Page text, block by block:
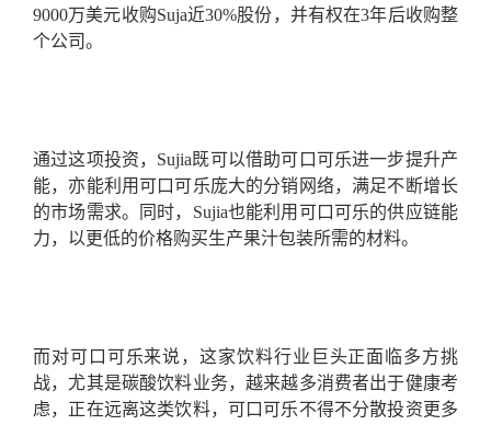
9000万美元收购Suja近30%股份，并有权在3年后收购整
个公司。
通过这项投资，Sujia既可以借助可口可乐进一步提升产
能，亦能利用可口可乐庞大的分销网络，满足不断增长
的市场需求。同时，Sujia也能利用可口可乐的供应链能
力，以更低的价格购买生产果汁包装所需的材料。
而对可口可乐来说，这家饮料行业巨头正面临多方挑
战，尤其是碳酸饮料业务，越来越多消费者出于健康考
虑，正在远离这类饮料，可口可乐不得不分散投资更多